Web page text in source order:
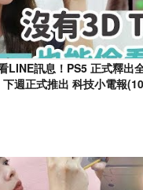
LINE訊息！PS5 正式釋出
週正式推出 科技小電報